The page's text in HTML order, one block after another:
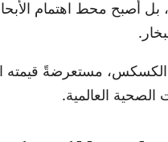
بل أصبح محط اهتمام
مستعرضةً قيمته
الصحية العالمية.